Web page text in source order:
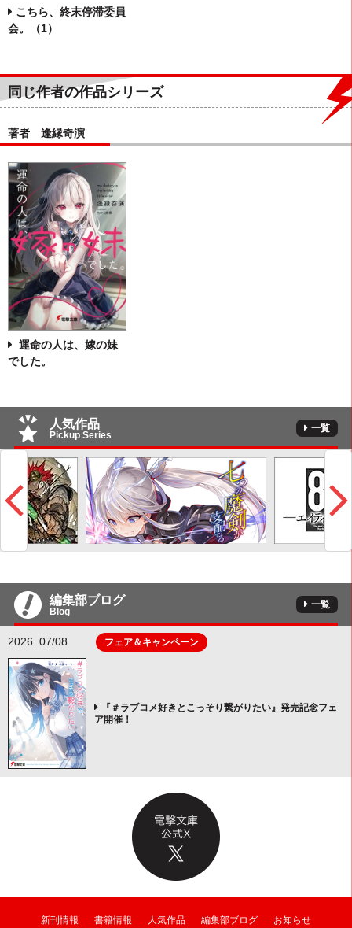
こちら、終末停滞委員
会。（1）
同じ作者の作品シリーズ
著者 逢縁奇演
運命の人は、嫁の妹
でした。
人気作品
Pickup Series
一覧
編集部ブログ
Blog
一覧
2026. 07/08 フェア＆キャンペーン
『＃ラブコメ好きとこっそり繋がりたい』発売記念フェ
ア開催！
新刊情報 書籍情報 人気作品 編集部ブログ お知らせ